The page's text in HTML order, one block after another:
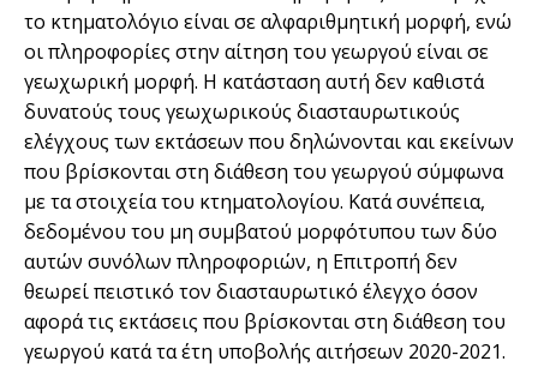
το κτηματολόγιο είναι σε αλφαριθμητική μορφή, ενώ
οι πληροφορίες στην αίτηση του γεωργού είναι σε
γεωχωρική μορφή. Η κατάσταση αυτή δεν καθιστά
δυνατούς τους γεωχωρικούς διασταυρωτικούς
ελέγχους των εκτάσεων που δηλώνονται και εκείνων
που βρίσκονται στη διάθεση του γεωργού σύμφωνα
με τα στοιχεία του κτηματολογίου. Κατά συνέπεια,
δεδομένου του μη συμβατού μορφότυπου των δύο
αυτών συνόλων πληροφοριών, η Επιτροπή δεν
θεωρεί πειστικό τον διασταυρωτικό έλεγχο όσον
αφορά τις εκτάσεις που βρίσκονται στη διάθεση του
γεωργού κατά τα έτη υποβολής αιτήσεων 2020-2021.